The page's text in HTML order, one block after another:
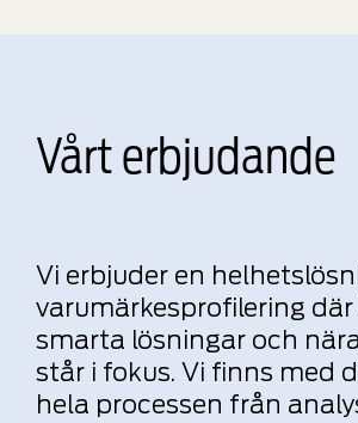
Vårt erbjudande
Vi erbjuder en
varumärkesprofilering
smarta lösningar och
står i fokus. Vi finns med
hela processen från